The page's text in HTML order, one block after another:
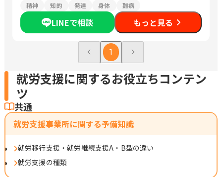
精神
知的 発達 身体 難病
LINEで相談 もっと見る
1
就労支援に関するお役立ちコンテン
ツ
共通
就労支援事業所に関する予備知識
就労移行支援・就労継続支援A・B型の違い
就労支援の種類